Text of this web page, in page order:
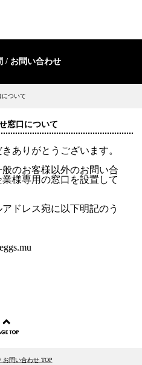
/ お問い合わせ
について
窓口について
ありがとうございます。
のお客様以外のお問い合
様専用の窓口を設置して
ドレス宛に以下明記のう
お問い合わせ TOP